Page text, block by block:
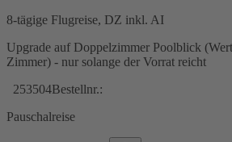
8-tägige Flugreise, DZ inkl. AI
Upgrade auf Doppelzimmer Poolblick
Zimmer) - nur solange der Vorrat reicht
253504Bestellnr.:
Pauschalreise